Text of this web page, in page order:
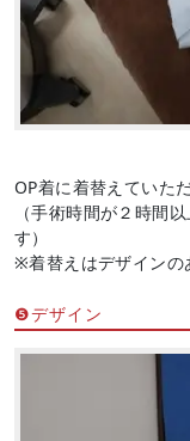
OP着に着替えていた
（手術時間が２時間
す）
※着替えはデザインの
❺デザイン